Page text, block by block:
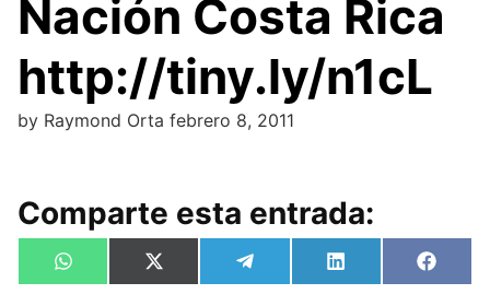
Nación Costa Rica
http://tiny.ly/n1cL
by Raymond Orta febrero 8, 2011
Comparte esta entrada:
Compartir
en
W
h
Compartir
en
X
(
Compartir
en
e
Compartir
en
L
i
en
F
a